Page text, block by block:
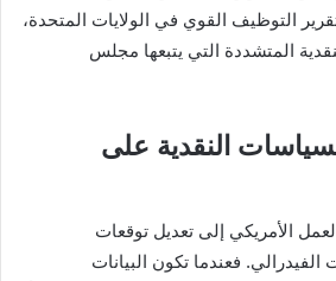
التوظيف القوي في الولايات المتحدة،
المتشددة التي يتبعها مجلس
النقدية على
الأمريكي إلى تعديل توقعات
فعندما تكون البيانات